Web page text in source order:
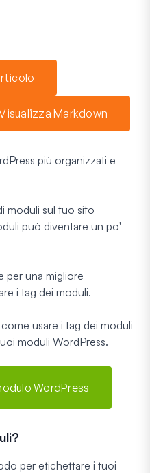
Markdown
più organizzati e
moduli sul tuo sito
può diventare un po'
per una migliore
i tag dei moduli.
usare i tag dei moduli
moduli WordPress.
WordPress
per etichettare i tuoi